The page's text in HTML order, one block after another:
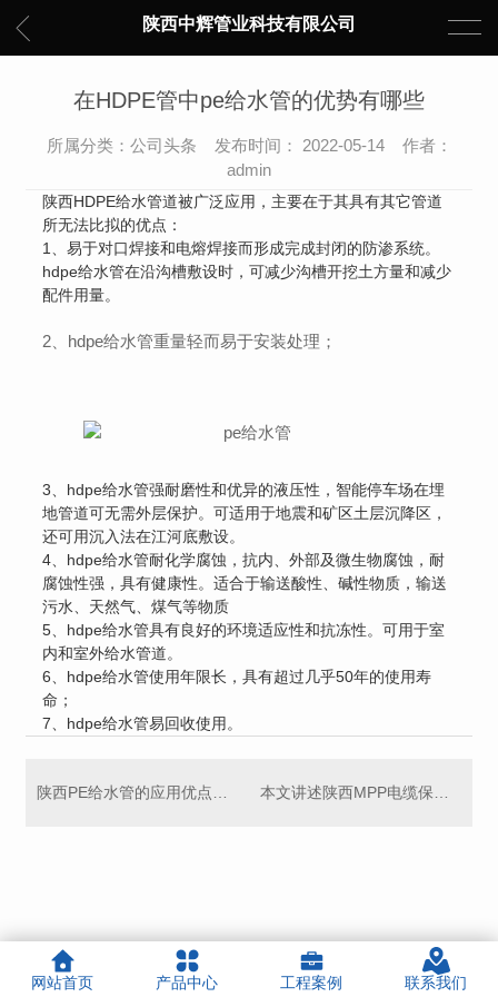
陕西中辉管业科技有限公司
在HDPE管中pe给水管的优势有哪些
所属分类：公司头条 发布时间： 2022-05-14 作者：
admin
陕西HDPE给水管道被广泛应用，主要在于其具有其它管道
所无法比拟的优点：
1、易于对口焊接和电熔焊接而形成完成封闭的防渗系统。
hdpe给水管在沿沟槽敷设时，可减少沟槽开挖土方量和减少
配件用量。
2、hdpe给水管重量轻而易于安装处理；
3、hdpe给水管强耐磨性和优异的液压性，智能停车场在埋
地管道可无需外层保护。可适用于地震和矿区土层沉降区，
还可用沉入法在江河底敷设。
4、hdpe给水管耐化学腐蚀，抗内、外部及微生物腐蚀，耐
腐蚀性强，具有健康性。适合于输送酸性、碱性物质，输送
污水、天然气、煤气等物质
5、hdpe给水管具有良好的环境适应性和抗冻性。可用于室
内和室外给水管道。
6、hdpe给水管使用年限长，具有超过几乎50年的使用寿
命；
7、hdpe给水管易回收使用。
网站首页 产品中心 工程案例 联系我们